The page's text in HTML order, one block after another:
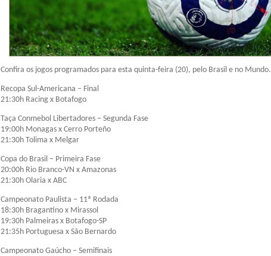
Confira os jogos programados para esta quinta-feira (20), pelo Brasil e no Mundo.
Recopa Sul-Americana – Final
21:30h Racing x Botafogo
Taça Conmebol Libertadores – Segunda Fase
19:00h Monagas x Cerro Porteño
21:30h Tolima x Melgar
Copa do Brasil – Primeira Fase
20:00h Rio Branco-VN x Amazonas
21:30h Olaria x ABC
Campeonato Paulista – 11ª Rodada
18:30h Bragantino x Mirassol
19:30h Palmeiras x Botafogo-SP
21:35h Portuguesa x São Bernardo
Campeonato Gaúcho – Semifinais